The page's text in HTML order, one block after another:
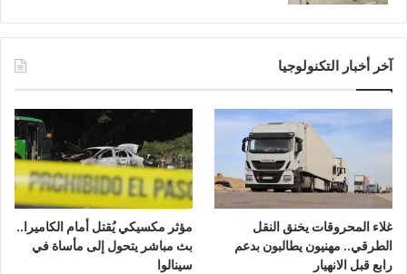
آخر أخبار التكنولوجيا
غلاء المحروقات يخنق النقل
الطرقي.. مهنيون يطالبون بدعم
رابع قبل الانهيار
مؤثر مكسيكي يُقتل أمام الكاميرا..
بث مباشر يتحول إلى مأساة في
سينالوا